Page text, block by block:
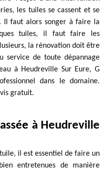
les tuiles se cassent et se
Il faut alors songer à faire la
tuiles, il faut faire les
la rénovation doit être
service de toute dépannage
à Heudreville Sur Eure, G
dans le domaine.
gratuit.
à Heudreville
il est essentiel de faire un
entretenues de manière